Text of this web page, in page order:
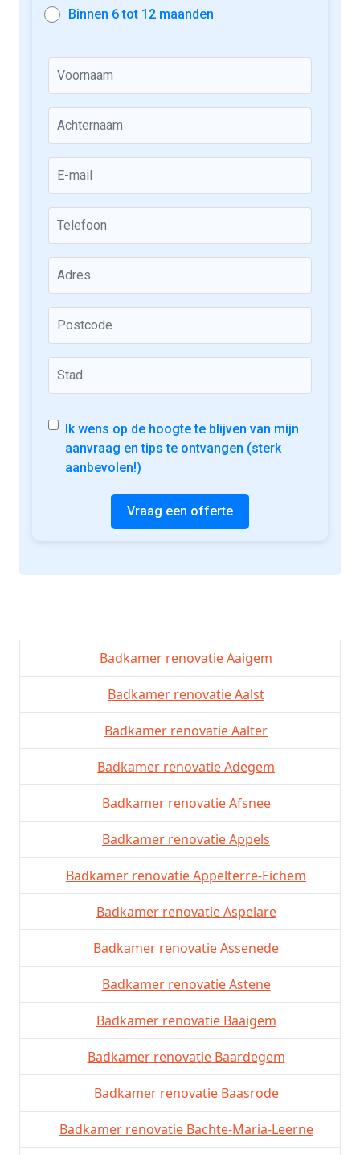
Binnen 6 tot 12 maanden
Ik wens op de hoogte te blijven van mijn
aanvraag en tips te ontvangen (sterk
aanbevolen!)
Vraag een offerte
Badkamer renovatie Aaigem
Badkamer renovatie Aalst
Badkamer renovatie Aalter
Badkamer renovatie Adegem
Badkamer renovatie Afsnee
Badkamer renovatie Appels
Badkamer renovatie Appelterre-Eichem
Badkamer renovatie Aspelare
Badkamer renovatie Assenede
Badkamer renovatie Astene
Badkamer renovatie Baaigem
Badkamer renovatie Baardegem
Badkamer renovatie Baasrode
Badkamer renovatie Bachte-Maria-Leerne